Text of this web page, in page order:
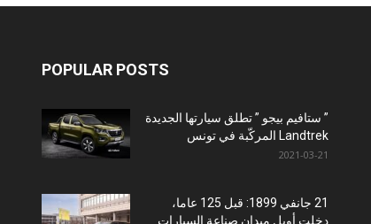
POPULAR POSTS
” ستافيم بيجو ” تطلق سيارتها الجديدة
Landtrek المركّبة في تونس
2021-03-21
21 جانفي 1899: قبل 125 عاما،
دخلت أوبل ميدان صناعة السيارات